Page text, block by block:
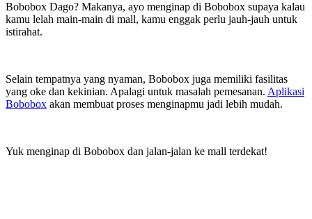
Bobobox Dago? Makanya, ayo menginap di Bobobox supaya kalau
kamu lelah main-main di mall, kamu enggak perlu jauh-jauh untuk
istirahat.
Selain tempatnya yang nyaman, Bobobox juga memiliki fasilitas
yang oke dan kekinian. Apalagi untuk masalah pemesanan. Aplikasi
Bobobox akan membuat proses menginapmu jadi lebih mudah.
Yuk menginap di Bobobox dan jalan-jalan ke mall terdekat!